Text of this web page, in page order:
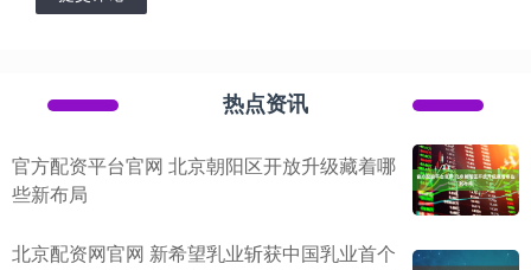
热点资讯
官方配资平台官网 北京朝阳区开放升级藏着哪
些新布局
北京配资网官网 新希望乳业斩获中国乳业首个